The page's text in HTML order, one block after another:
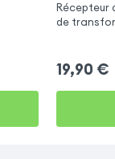
Récepteur
de
19,90 €